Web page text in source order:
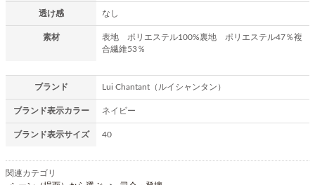
透け感 なし
素材
表地 ポリエステル100% 裏地 ポリエステル47％複
合繊維53％
ブランド Lui Chantant（ルイシャンタン）
ブランド表示カラー ネイビー
ブランド表示サイズ 40
関連カテゴリ